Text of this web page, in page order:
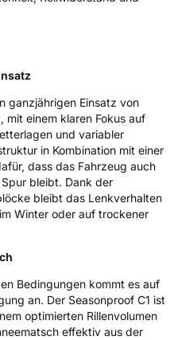
ganzjährigen Einsatz von
mit einem klaren Fokus auf
und variabler
in Kombination mit einer
dass das Fahrzeug auch
bleibt. Dank der
bleibt das Lenkverhalten
Winter oder auf trockener
Bedingungen kommt es auf
an. Der Seasonproof C1 ist
optimierten Rillenvolumen
effektiv aus der